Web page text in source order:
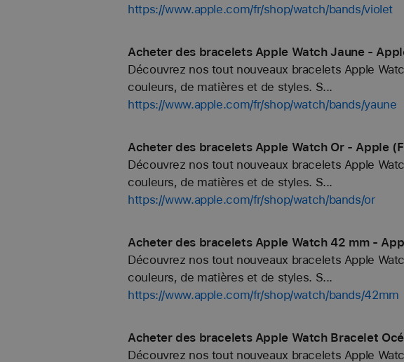
https://www.apple.com/fr/shop/watch/bands/violet
Acheter des bracelets Apple Watch Jaune -
Découvrez nos tout nouveaux bracelets Apple
couleurs, de matières et de styles. S...
https://www.apple.com/fr/shop/watch/bands/yaune
Acheter des bracelets Apple Watch Or - Apple
Découvrez nos tout nouveaux bracelets Apple
couleurs, de matières et de styles. S...
https://www.apple.com/fr/shop/watch/bands/or
Acheter des bracelets Apple Watch 42 mm -
Découvrez nos tout nouveaux bracelets Apple
couleurs, de matières et de styles. S...
https://www.apple.com/fr/shop/watch/bands/42mm
Acheter des bracelets Apple Watch Bracelet
Découvrez nos tout nouveaux bracelets Apple